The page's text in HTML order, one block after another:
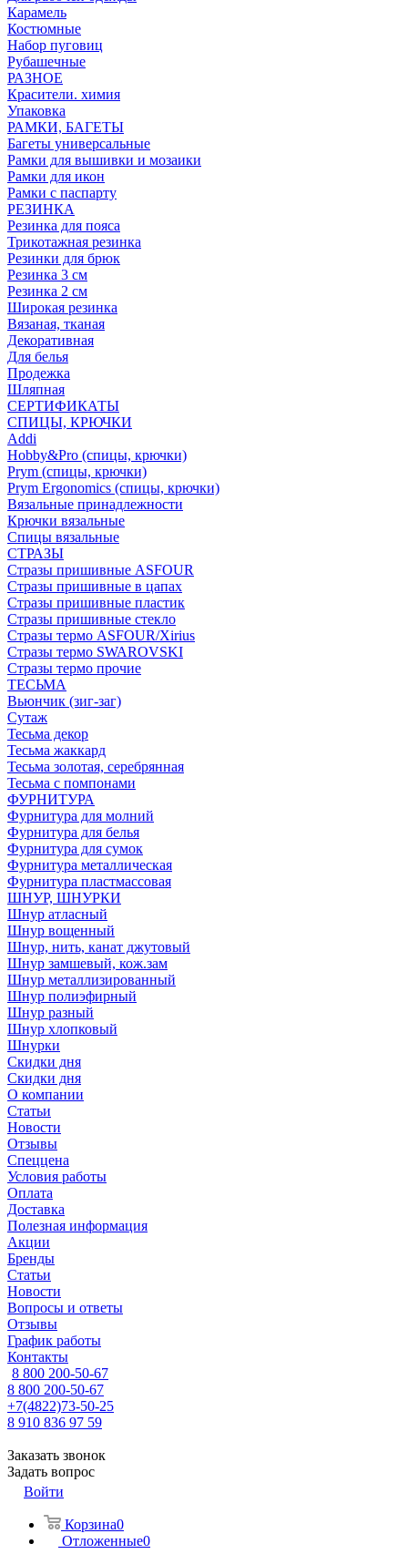
Карамель
Костюмные
Набор пуговиц
Рубашечные
РАЗНОЕ
Красители. химия
Упаковка
РАМКИ, БАГЕТЫ
Багеты универсальные
Рамки для вышивки и мозаики
Рамки для икон
Рамки с паспарту
РЕЗИНКА
Резинка для пояса
Трикотажная резинка
Резинки для брюк
Резинка 3 см
Резинка 2 см
Широкая резинка
Вязаная, тканая
Декоративная
Для белья
Продежка
Шляпная
СЕРТИФИКАТЫ
СПИЦЫ, КРЮЧКИ
Addi
Hobby&Pro (спицы, крючки)
Prym (спицы, крючки)
Prym Ergonomics (спицы, крючки)
Вязальные принадлежности
Крючки вязальные
Спицы вязальные
СТРАЗЫ
Стразы пришивные ASFOUR
Стразы пришивные в цапах
Стразы пришивные пластик
Стразы пришивные стекло
Стразы термо ASFOUR/Xirius
Стразы термо SWAROVSKI
Стразы термо прочие
ТЕСЬМА
Вьюнчик (зиг-заг)
Сутаж
Тесьма декор
Тесьма жаккард
Тесьма золотая, серебрянная
Тесьма с помпонами
ФУРНИТУРА
Фурнитура для молний
Фурнитура для белья
Фурнитура для сумок
Фурнитура металлическая
Фурнитура пластмассовая
ШНУР, ШНУРКИ
Шнур атласный
Шнур вощенный
Шнур, нить, канат джутовый
Шнур замшевый, кож.зам
Шнур металлизированный
Шнур полиэфирный
Шнур разный
Шнур хлопковый
Шнурки
Скидки дня
Скидки дня
О компании
Статьи
Новости
Отзывы
Спеццена
Условия работы
Оплата
Доставка
Полезная информация
Акции
Бренды
Статьи
Новости
Вопросы и ответы
Отзывы
График работы
Контакты
8 800 200-50-67
8 800 200-50-67
+7(4822)73-50-25
8 910 836 97 59
Заказать звонок
Задать вопрос
Войти
Корзина0
Отложенные0